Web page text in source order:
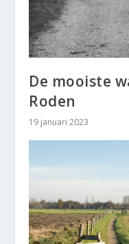
De mooiste
Roden
19 januari 2023